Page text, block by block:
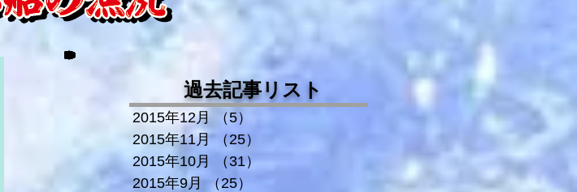
過去記事リスト
2015年12月 （5）
2015年11月
（25）
2015年10月
（31）
2015年9月
（25）